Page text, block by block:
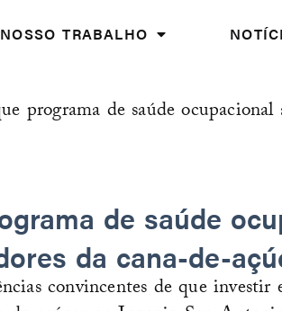
NOSSO TRABALHO
programa de saúde
de saúde
da cana-de-
convincentes de que investir